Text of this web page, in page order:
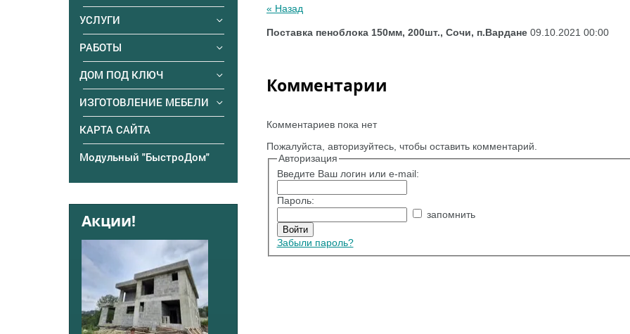
« Назад
Поставка пеноблока 150мм, 200шт., Сочи, п.Вардане 09.10.2021 00:00
Комментарии
Комментариев пока нет
Пожалуйста, авторизуйтесь, чтобы оставить комментарий.
Авторизация
Введите Ваш логин или e-mail:
Пароль:
запомнить
Забыли пароль?
УСЛУГИ
РАБОТЫ
ДОМ ПОД КЛЮЧ
ИЗГОТОВЛЕНИЕ МЕБЕЛИ
КАРТА САЙТА
Модульный "БыстроДом"
Акции!